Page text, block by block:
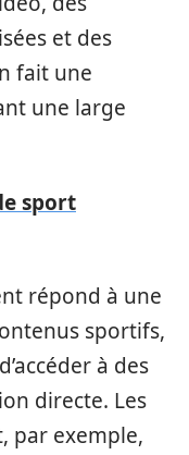
et des
fait une
une large
sport
répond à une
sportifs,
à des
directe. Les
par exemple,